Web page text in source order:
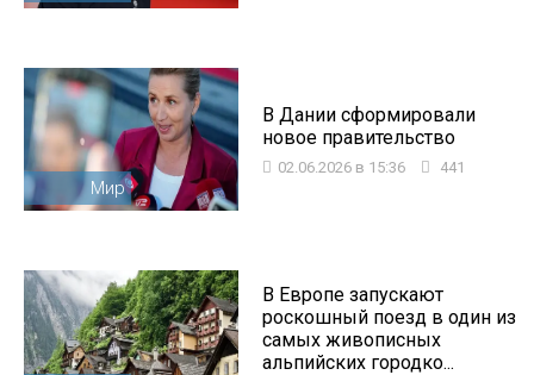
Мир
В Дании сформировали
новое правительство
02.06.2026 в 15:36 441
В Европе запускают
роскошный поезд в один из
самых живописных
альпийских городко...